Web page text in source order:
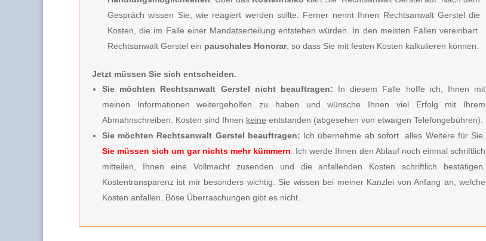
Gespräch wissen Sie, wie reagiert werden sollte. Ferner nennt Ihnen Rechtsanwalt Gersteldie
Kosten, die im Falle einer Mandatserteilung entstehen würden. In den meisten Fällen vereinbart
Rechtsanwalt Gerstel ein pauschales Honorar, so dass Sie mit festen Kosten kalkulieren können.
Jetzt müssen Sie sich entscheiden.
Sie möchten Rechtsanwalt Gerstel nicht beauftragen: In diesem Falle hoffe ich, Ihnen mit
meinen Informationen weitergeholfen zu haben und wünsche Ihnen viel Erfolg mit Ihrem
Abmahnschreiben. Kosten sind Ihnen keine entstanden (abgesehen von etwaigen Telefongebühren).
Sie möchten Rechtsanwalt Gerstel beauftragen: Ich übernehme ab sofort alles Weitere für Sie.
Sie müssen sich um gar nichts mehr kümmern . Ich werde Ihnen den Ablauf noch einmal schriftlich
mitteilen, Ihnen eine Vollmacht zusenden und die anfallenden Kosten schriftlich bestätigen.
Kostentransparenz ist mir besonders wichtig. Sie wissen bei meiner Kanzlei von Anfang an, welche
Kosten anfallen. Böse Überraschungen gibt es nicht.